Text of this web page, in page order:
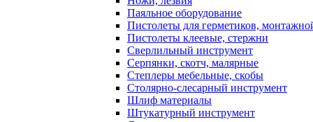
Паяльное оборудование
Пистолеты для герметиков,
Пистолеты клеевые, стержни
Сверлильный инструмент
Серпянки, скотч, малярные
Степлеры мебельные, скобы
Столярно-слесарный инструмент
Шлиф материалы
Штукатурный инструмент